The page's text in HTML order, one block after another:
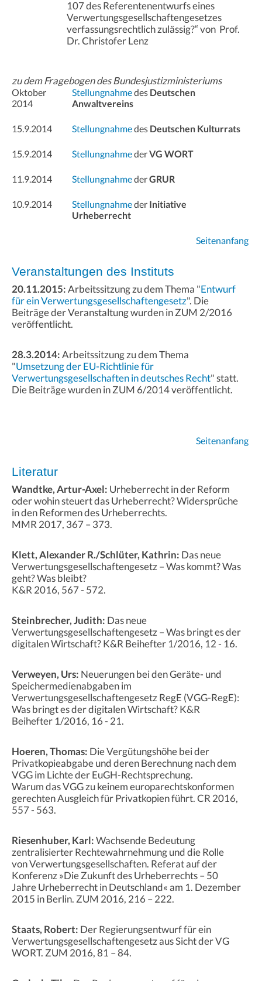
107 des Referentenentwurfs eines
Verwertungsgesellschaftengesetzes
verfassungsrechtlich zulässig?“ von Prof.
Dr. Christofer Lenz
zu dem Fragebogen des Bundesjustizministeriums
Oktober
2014
Stellungnahmedes Deutschen
Anwaltvereins
15.9.2014 Stellungnahmedes Deutschen Kulturrats
15.9.2014 StellungnahmederVG WORT
11.9.2014 StellungnahmederGRUR
10.9.2014 Stellungnahmeder Initiative
Urheberrecht
Seitenanfang
Veranstaltungen des Instituts
20.11.2015:Arbeitssitzung zu dem Thema "Entwurf
für ein Verwertungsgesellschaftengesetz". Die
Beiträge der Veranstaltung wurden in ZUM 2/2016
veröffentlicht.
28.3.2014:Arbeitssitzung zu dem Thema
"Umsetzung der EU-Richtlinie für
Verwertungsgesellschaften in deutsches Recht" statt.
Die Beiträge wurden in ZUM 6/2014 veröffentlicht.
Seitenanfang
Literatur
Wandtke, Artur-Axel: Urheberrecht in der Reform
oder wohin steuert das Urheberrecht? Widersprüche
in den Reformen des Urheberrechts.
MMR 2017, 367 – 373.
Klett, Alexander R./Schlüter, Kathrin: Das neue
Verwertungsgesellschaftengesetz – Was kommt? Was
geht? Was bleibt?
K&R 2016, 567 - 572.
Steinbrecher, Judith: Das neue
Verwertungsgesellschaftengesetz – Was bringt es der
digitalen Wirtschaft? K&R Beihefter 1/2016, 12 - 16.
Verweyen, Urs: Neuerungen bei den Geräte- und
Speichermedienabgaben im
Verwertungsgesellschaftengesetz RegE (VGG-RegE):
Was bringt es der digitalen Wirtschaft? K&R
Beihefter 1/2016, 16 - 21.
Hoeren, Thomas: Die Vergütungshöhe bei der
Privatkopieabgabe und deren Berechnung nach dem
VGG im Lichte der EuGH-Rechtsprechung.
Warum das VGG zu keinem europarechtskonformen
gerechten Ausgleich für Privatkopien führt. CR 2016,
557 - 563.
Riesenhuber, Karl:Wachsende Bedeutung
zentralisierter Rechtewahrnehmung und die Rolle
von Verwertungsgesellschaften. Referat auf der
Konferenz »Die Zukunft des Urheberrechts – 50
Jahre Urheberrecht in Deutschland« am 1. Dezember
2015 in Berlin. ZUM 2016, 216 – 222.
Staats, Robert: Der Regierungsentwurf für ein
Verwertungsgesellschaftengesetz aus Sicht der VG
WORT. ZUM 2016, 81 – 84.